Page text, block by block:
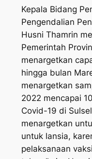
Kepala Bidang
Pengendalian
Husni Thamrin
Pemerintah
menargetkan
hingga bulan
menargetkan
2022 mencapai
Covid-19 di
menargetkan
untuk lansia,
pelaksanaan